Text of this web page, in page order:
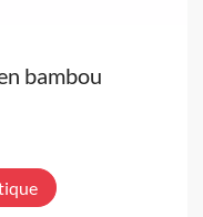
bambou